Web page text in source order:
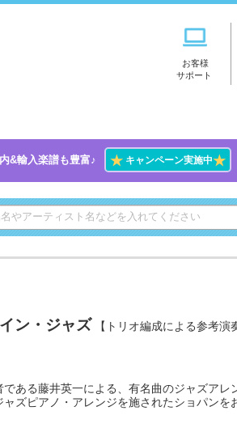
お客様
サポート
&輸入楽譜も豊富♪ ★キャンペーン実施中★
ン・ジャズ 【トリオ編成による参考演
ある藤井英一による、有名曲のジャズアレ
ズピアノ・アレンジを施されたショパンを